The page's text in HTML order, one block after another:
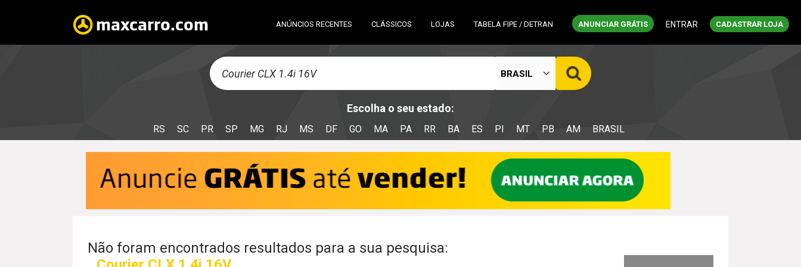
ANÚNCIOS RECENTES CLÁSSICOS LOJAS TABELA FIPE / DETRAN ANUNCIAR GRÁTIS ENTRAR CADASTRAR LOJA
BRASIL
Escolha o seu estado:
RS SC PR SP MG RJ MS DF GO MA PA RR BA ES PI MT PB AM BRASIL
Não foram encontrados resultados para a sua pesquisa: